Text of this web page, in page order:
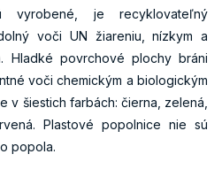
je recyklovateľný
voči UN žiareniu, nízkym a
Hladké povrchové plochy bráni
voči chemickým a biologickým
v šiestich farbách: čierna, zelená,
Plastové popolnice nie sú
popola.